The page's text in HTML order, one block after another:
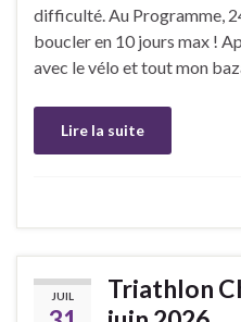
difficulté. Au Programme,
boucler en 10 jours max !
avec le vélo et tout mon
Lire la suite
JUIL
Triathlon